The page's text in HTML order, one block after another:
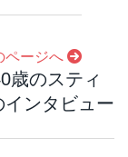
ページへ
歳のスティ
ンタビュー